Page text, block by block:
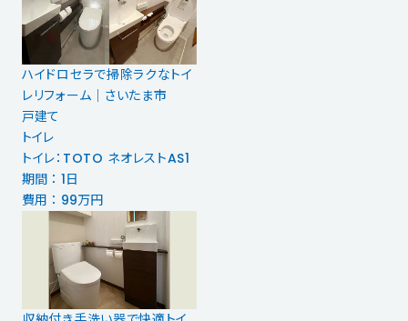
ハイドロセラで掃除ラクなトイ
レリフォーム｜さいたま市
戸建て
トイレ
トイレ：TOTO ネオレストAS1
期間 ： 1日
費用 ： 99万円